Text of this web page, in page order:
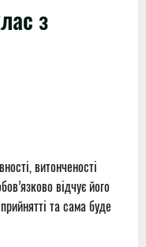
з
витонченості
відчує його
та сама буде